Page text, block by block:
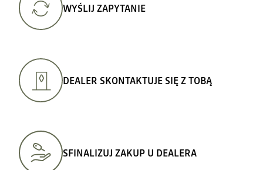
WYŚLIJ ZAPYTANIE
DEALER SKONTAKTUJE SIĘ Z TOBĄ
SFINALIZUJ ZAKUP U DEALERA